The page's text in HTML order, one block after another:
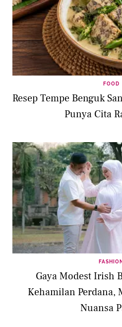
FOOD
Resep Tempe Benguk
Punya Cita
FASHION
Gaya Modest Irish
Kehamilan Perdana,
Nuansa